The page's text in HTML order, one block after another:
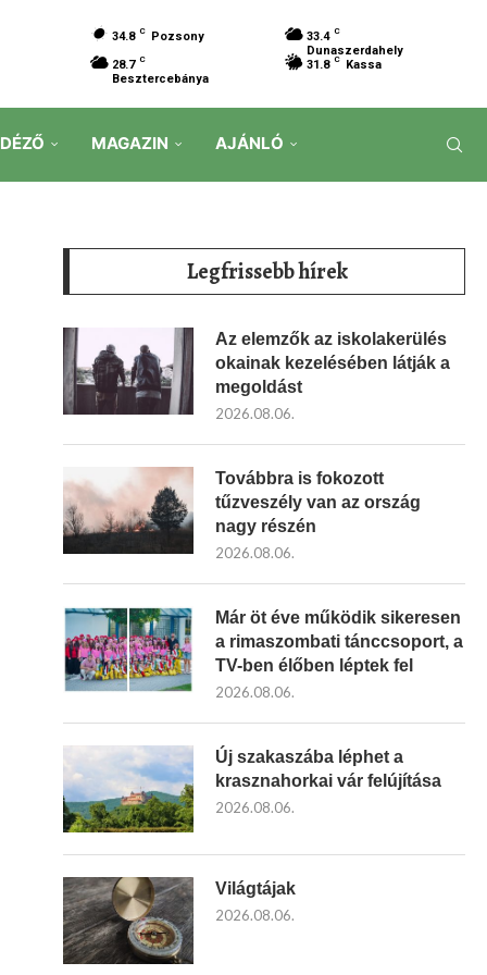
34.8 C Pozsony 33.4 C
Dunaszerdahely
28.7 C
Besztercebánya
31.8 C Kassa
MAGAZIN AJÁNLÓ
Legfrissebb hírek
Az elemzők az iskolakerülés
okainak kezelésében látják a
megoldást
2026.08.06.
Továbbra is fokozott
tűzveszély van az ország
nagy részén
2026.08.06.
Már öt éve működik sikeresen
a rimaszombati tánccsoport, a
TV-ben élőben léptek fel
2026.08.06.
Új szakaszába léphet a
krasznahorkai vár felújítása
2026.08.06.
Világtájak
2026.08.06.